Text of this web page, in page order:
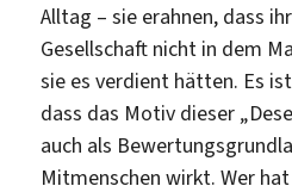
Alltag – sie erahnen, dass
Gesellschaft nicht in dem
sie es verdient hätten. Es
dass das Motiv dieser
auch als
Mitmenschen wirkt. Wer